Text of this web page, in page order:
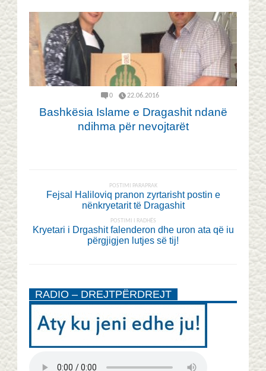
0 22.06.2016
Bashkësia Islame e Dragashit ndanë
ndihma për nevojtarët
POSTIMI PARAPRAK
Fejsal Haliloviq pranon zyrtarisht postin e
nënkryetarit të Dragashit
POSTIMI I RADHËS
Kryetari i Drgashit falenderon dhe uron ata që iu
përgjigjen lutjes së tij!
RADIO – DREJTPËRDREJT